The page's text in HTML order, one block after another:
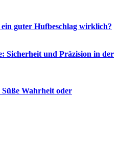
guter Hufbeschlag wirklich?
Sicherheit und Präzision in der
Wahrheit oder